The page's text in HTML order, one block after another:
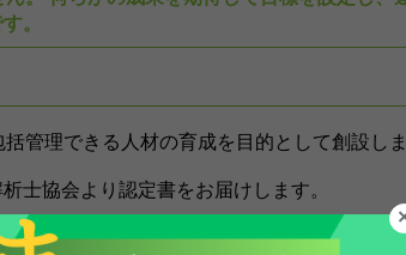
。
管理できる人材の育成を目的として創設し
士協会より認定書をお届けします。